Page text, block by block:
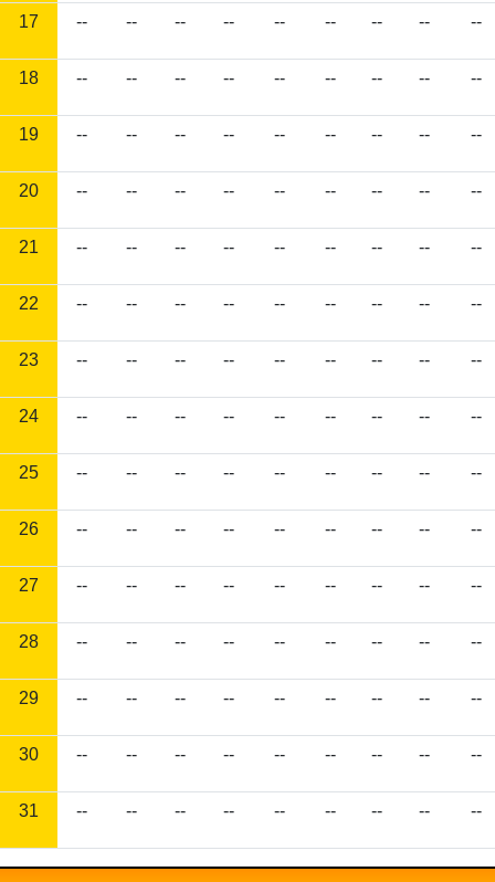
17 -- -- -- -- -- -- -- -- --
18 -- -- -- -- -- -- -- -- --
19 -- -- -- -- -- -- -- -- --
20 -- -- -- -- -- -- -- -- --
21 -- -- -- -- -- -- -- -- --
22 -- -- -- -- -- -- -- -- --
23 -- -- -- -- -- -- -- -- --
24 -- -- -- -- -- -- -- -- --
25 -- -- -- -- -- -- -- -- --
26 -- -- -- -- -- -- -- -- --
27 -- -- -- -- -- -- -- -- --
28 -- -- -- -- -- -- -- -- --
29 -- -- -- -- -- -- -- -- --
30 -- -- -- -- -- -- -- -- --
31 -- -- -- -- -- -- -- -- --